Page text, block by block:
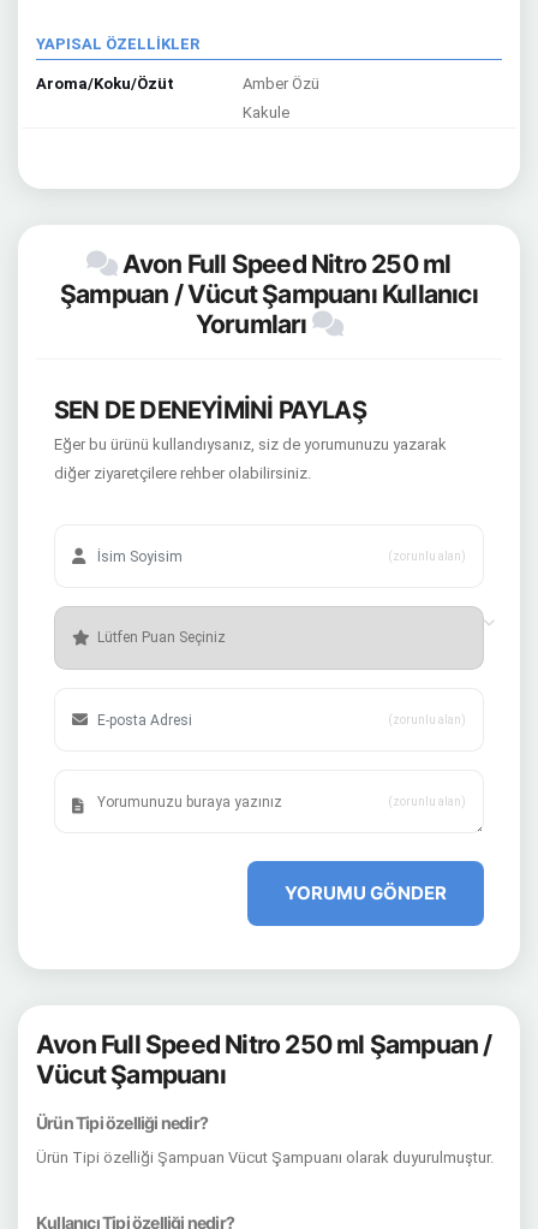
YAPISAL ÖZELLİKLER
Aroma/Koku/Özüt
Amber Özü
Kakule
Avon Full Speed Nitro 250 ml
Şampuan / Vücut Şampuanı Kullanıcı
Yorumları
SEN DE DENEYİMİNİ PAYLAŞ
Eğer bu ürünü kullandıysanız, siz de yorumunuzu yazarak
diğer ziyaretçilere rehber olabilirsiniz.
(zorunlu alan)
(zorunlu alan)
(zorunlu alan)
YORUMU GÖNDER
Avon Full Speed Nitro 250 ml Şampuan /
Vücut Şampuanı
Ürün Tipi özelliği nedir?
Ürün Tipi özelliği Şampuan Vücut Şampuanı olarak duyurulmuştur.
Kullanıcı Tipi özelliği nedir?